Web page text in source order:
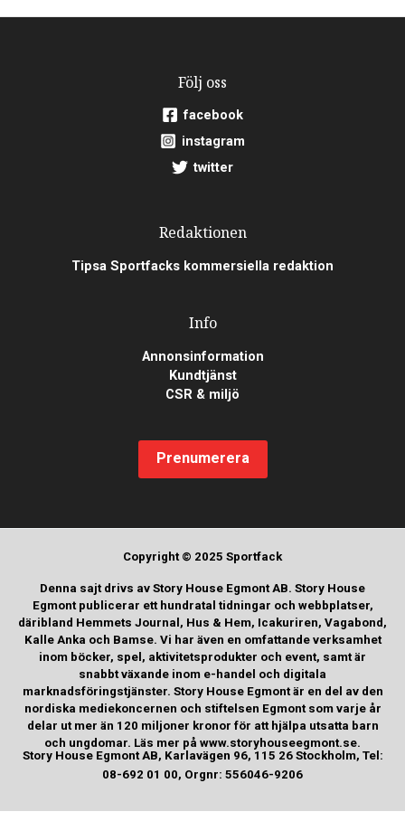
Följ oss
facebook
instagram
twitter
Redaktionen
Tipsa Sportfacks kommersiella redaktion
Info
Annonsinformation
Kundtjänst
CSR & miljö
Prenumerera
Copyright © 2025 Sportfack
Denna sajt drivs av Story House Egmont AB. Story House
Egmont publicerar ett hundratal tidningar och webbplatser,
däribland Hemmets Journal, Hus & Hem, Icakuriren, Vagabond,
Kalle Anka och Bamse. Vi har även en omfattande verksamhet
inom böcker, spel, aktivitetsprodukter och event, samt är
snabbt växande inom e-handel och digitala
marknadsföringstjänster. Story House Egmont är en del av den
nordiska mediekoncernen och stiftelsen Egmont som varje år
delar ut mer än 120 miljoner kronor för att hjälpa utsatta barn
och ungdomar. Läs mer på www.storyhouseegmont.se.
Story House Egmont AB, Karlavägen 96, 115 26 Stockholm, Tel:
08-692 01 00, Orgnr: 556046-9206